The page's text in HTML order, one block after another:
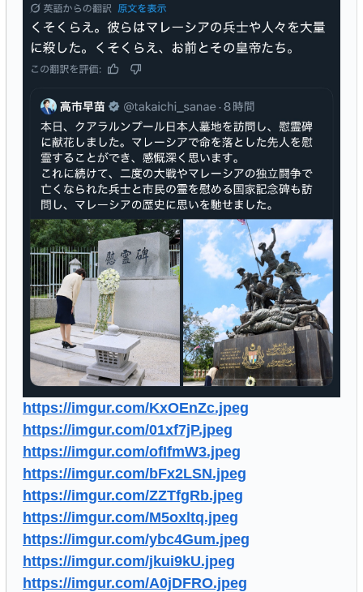
https://imgur.com/KxOEnZc.jpeg
https://imgur.com/01xf7jP.jpeg
https://imgur.com/ofIfmW3.jpeg
https://imgur.com/bFx2LSN.jpeg
https://imgur.com/ZZTfgRb.jpeg
https://imgur.com/M5oxltq.jpeg
https://imgur.com/ybc4Gum.jpeg
https://imgur.com/jkui9kU.jpeg
https://imgur.com/A0jDFRO.jpeg